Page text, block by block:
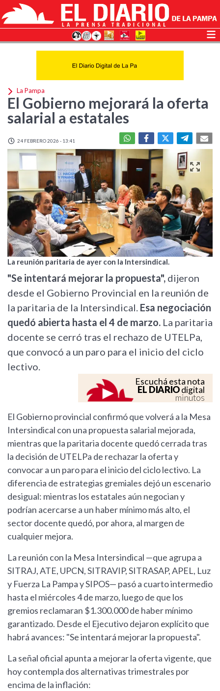
La Pampa
El Gobierno mejorará la oferta
salarial a estatales
24 FEBRERO 2026 - 13:41
La reunión paritaria de ayer con la Intersindical.
"Se intentará mejorar la propuesta", dijeron
desde el Gobierno Provincial en la reunión de
la paritaria de la Intersindical. Esa negociación
quedó abierta hasta el 4 de marzo. La paritaria
docente se cerró tras el rechazo de UTELPa,
que convocó a un paro para el inicio del ciclo
lectivo.
Escuchá esta nota
EL DIARIOdigital
minutos
El Gobierno provincial confirmó que volverá a la Mesa
Intersindical con una propuesta salarial mejorada,
mientras que la paritaria docente quedó cerrada tras
la decisión de UTELPa de rechazar la oferta y
convocar a un paro para el inicio del ciclo lectivo. La
diferencia de estrategias gremiales dejó un escenario
desigual: mientras los estatales aún negocian y
podrían acercarse a un haber mínimo más alto, el
sector docente quedó, por ahora, al margen de
cualquier mejora.
La reunión con la Mesa Intersindical —que agrupa a
SITRAJ, ATE, UPCN, SITRAVIP, SITRASAP, APEL, Luz
y Fuerza La Pampa y SIPOS— pasó a cuarto intermedio
hasta el miércoles 4 de marzo, luego de que los
gremios reclamaran $1.300.000 de haber mínimo
garantizado. Desde el Ejecutivo dejaron explícito que
habrá avances: "Se intentará mejorar la propuesta".
La señal oficial apunta a mejorar la oferta vigente, que
hoy contempla dos alternativas trimestrales por
encima de la inflación: